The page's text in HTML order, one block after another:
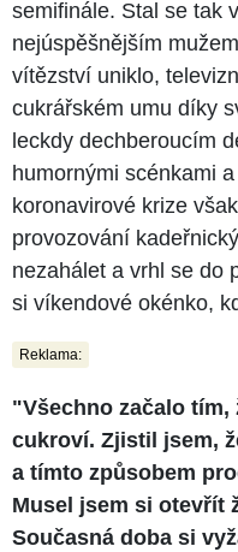
semifinále. Stal se tak
nejúspěšnějším
vítězství uniklo,
cukrářském umu díky
leckdy dechberoucím
humornými scénkami
koronavirové krize
provozování
nezahálet a vrhl se do
si víkendové okénko,
Reklama:
"Všechno začalo
cukroví. Zjistil jsem,
a tímto způsobem
Musel jsem si otevřít
Současná doba si